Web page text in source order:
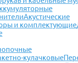
Акустические
и комплектующие
кулачковые